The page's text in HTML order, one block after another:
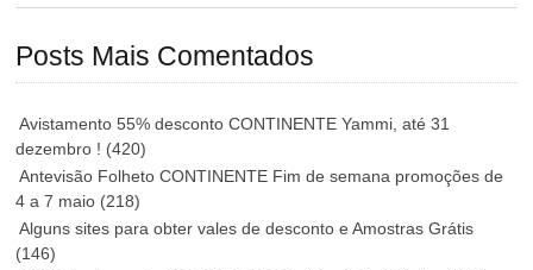
Posts Mais Comentados
Avistamento 55% desconto CONTINENTE Yammi, até 31
dezembro ! (420)
Antevisão Folheto CONTINENTE Fim de semana promoções de
4 a 7 maio (218)
Alguns sites para obter vales de desconto e Amostras Grátis
(146)